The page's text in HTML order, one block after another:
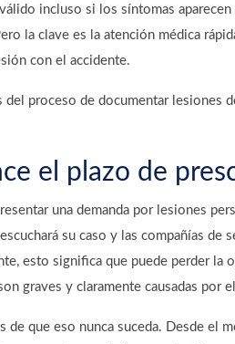
incluso si los síntomas
la clave es la atención médica
con el accidente.
del proceso de documentar lesiones
el plazo de
una demanda por lesiones
su caso y las compañías de
esto significa que puede perder la
graves y claramente causadas por
de que eso nunca suceda. Desde el